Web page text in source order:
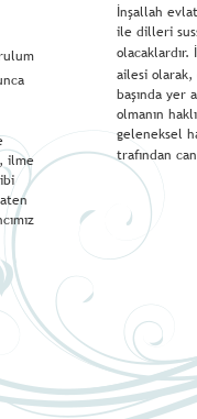
ilme
İnşallah
ile dilleri
ailesi olarak,
başında yer
olmanın
geleneksel
trafından